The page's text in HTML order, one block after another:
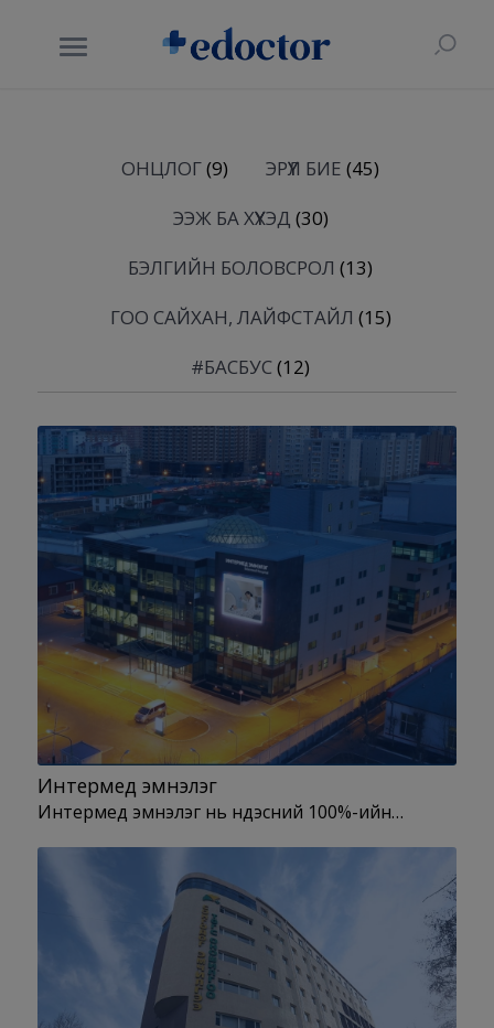
ОНЦЛОГ(9) ЭРҮҮЛ БИЕ (45)
ЭЭЖ БА ХҮҮХЭД (30)
БЭЛГИЙН БОЛОВСРОЛ (13)
ГОО САЙХАН, ЛАЙФСТАЙЛ (15)
#БАСБУС(12)
Интермед эмнэлэг
Интермед эмнэлэг нь үндэсний 100%-ийн…